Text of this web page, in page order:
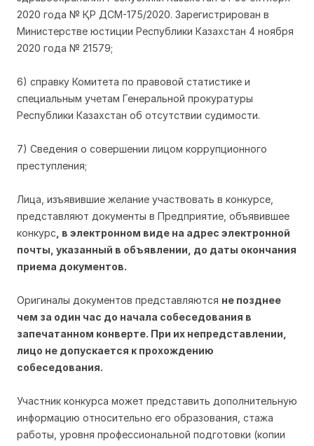
2020 года № ҚР ДСМ-175/2020. Зарегистрирован в
Министерстве юстиции Республики Казахстан 4 ноября
2020 года № 21579;
6) справку Комитета по правовой статистике и
специальным учетам Генеральной прокуратуры
Республики Казахстан об отсутствии судимости.
7) Сведения о совершении лицом коррупционного
преступления;
Лица, изъявившие желание участвовать в конкурсе,
представляют документы в Предприятие, объявившее
конкурс , в электронном виде на адрес электронной
почты, указанный в объявлении, до даты окончания
приема документов.
Оригиналы документов представляются не позднее
чем за один час до начала собеседования в
запечатанном конверте. При их непредставлении,
лицо не допускается к прохождению
собеседования.
Участник конкурса может представить дополнительную
информацию относительно его образования, стажа
работы, уровня профессиональной подготовки (копии